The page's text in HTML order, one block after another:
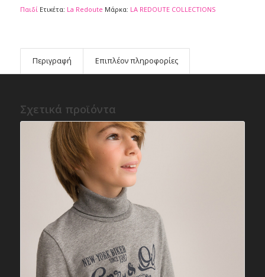
Παιδί Ετικέτα: La Redoute Μάρκα: LA REDOUTE COLLECTIONS
Περιγραφή Επιπλέον πληροφορίες
Σχετικά προϊόντα